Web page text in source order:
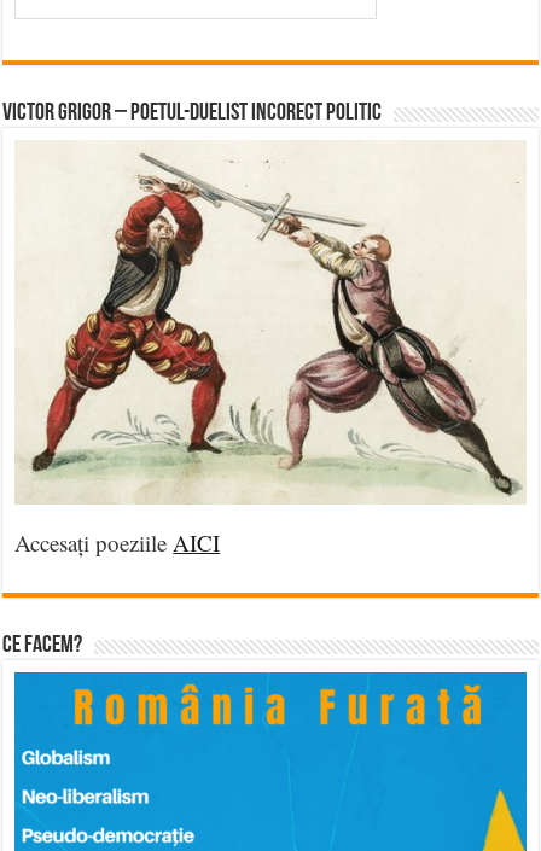
Victor Grigor – Poetul-Duelist Incorect Politic
Accesați poeziile AICI
Ce facem?